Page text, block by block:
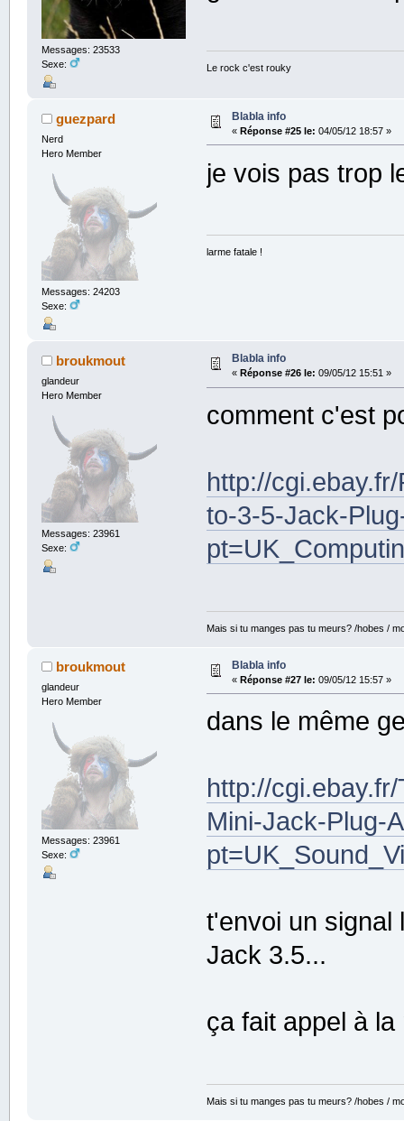
Messages: 23533
Sexe:
Le rock c'est rouky
guezpard
Nerd
Hero Member
Messages: 24203
Sexe:
Blabla info
« Réponse #25 le: 04/05/12 18:57 »
je vois pas trop
larme fatale !
broukmout
glandeur
Hero Member
Messages: 23961
Sexe:
Blabla info
« Réponse #26 le: 09/05/12 15:51 »
comment c'est
http://
to-3-5-Jack-
Mais si tu manges pas tu meurs? /hobes /
broukmout
glandeur
Hero Member
Messages: 23961
Sexe:
Blabla info
« Réponse #27 le: 09/05/12 15:57 »
dans le même
http://
Mini-Jack-Plug-
t'envoi un signal
Jack 3.5...
ça fait appel à
Mais si tu manges pas tu meurs? /hobes /